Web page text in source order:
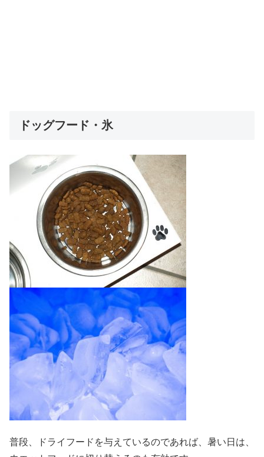
ドッグフード・氷
普段、ドライフードを与えているのであれば、暑い日は、